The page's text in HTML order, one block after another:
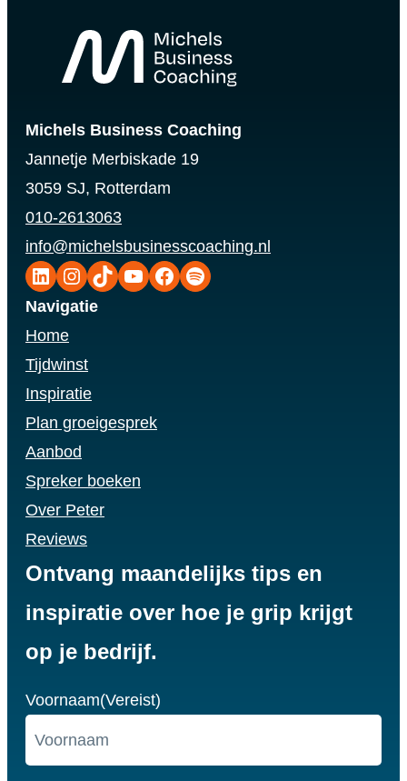
Michels Business Coaching
Jannetje Merbiskade 19
3059 SJ, Rotterdam
010-2613063
info@michelsbusinesscoaching.nl
LinkedIn Instagram TikTok YouTube Facebook Spotify
Navigatie
Home
Tijdwinst
Inspiratie
Plan groeigesprek
Aanbod
Spreker boeken
Over Peter
Reviews
Ontvang maandelijks tips en
inspiratie over hoe je grip krijgt
op je bedrijf.
Voornaam(Vereist)